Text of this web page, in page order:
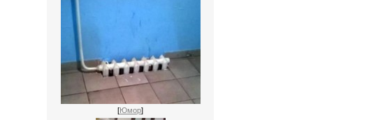
[Юмор]